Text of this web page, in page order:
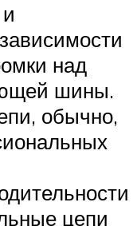
над
шины.
обычно,
цепи